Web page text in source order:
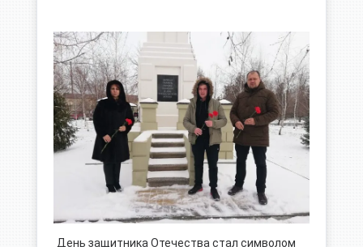
День защитника Отечества стал символом